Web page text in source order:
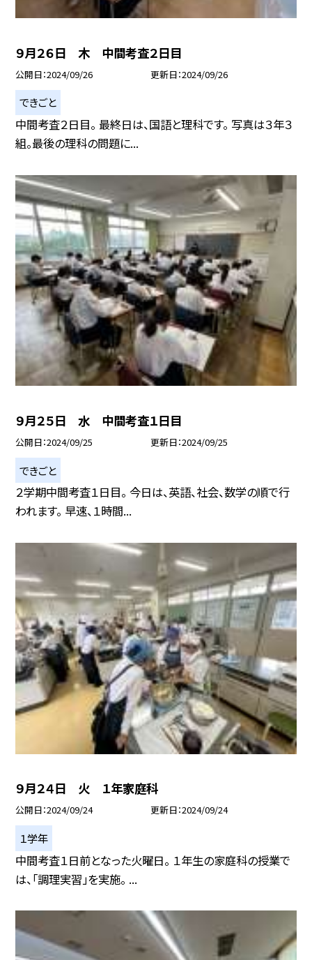
９月２６日 木 中間考査２日目
公開日 2024/09/26 更新日 2024/09/26
できごと
中間考査２日目。 最終日は、国語と理科です。 写真は３年３
組。最後の理科の問題に...
９月２５日 水 中間考査１日目
公開日 2024/09/25 更新日 2024/09/25
できごと
２学期中間考査１日目。 今日は、英語、社会、数学の順で行
われます。 早速、１時間...
９月２４日 火 １年家庭科
公開日 2024/09/24 更新日 2024/09/24
１学年
中間考査１日前となった火曜日。 １年生の家庭科の授業で
は、「調理実習」を実施。 ...